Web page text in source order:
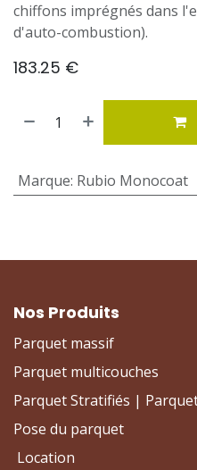
chiffons imprégnés dans
d'auto-combustion).
183.25 €
Marque: Rubio Monocoat
Nos Produits
Parquet massif
Parquet multicouches
Parquet Stratifiés |
Pose du parquet
Location